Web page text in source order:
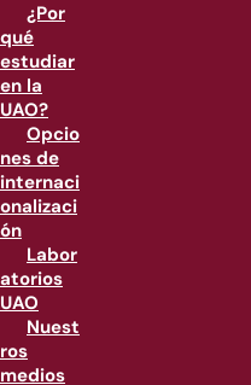
¿Por
qué
estudiar
en la
UAO?
Opcio
nes de
internaci
onalizaci
ón
Labor
atorios
UAO
Nuest
ros
medios